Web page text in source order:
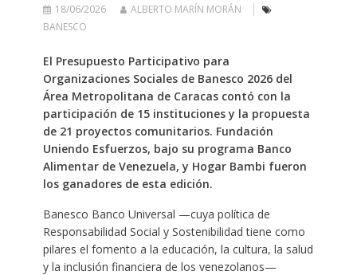
18/06/2026
ALBERTO MARÍN MORÁN
BANESCO
El Presupuesto Participativo para
Organizaciones Sociales de Banesco 2026 del
Área Metropolitana de Caracas contó con la
participación de 15 instituciones y la propuesta
de 21 proyectos comunitarios. Fundación
Uniendo Esfuerzos, bajo su programa Banco
Alimentar de Venezuela, y Hogar Bambi fueron
los ganadores de esta edición.
Banesco Banco Universal —cuya política de
Responsabilidad Social y Sostenibilidad tiene como
pilares el fomento a la educación, la cultura, la salud
y la inclusión financiera de los venezolanos—